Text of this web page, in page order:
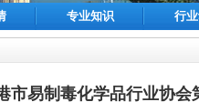
专业知识 行
市易制毒化学品行业协会